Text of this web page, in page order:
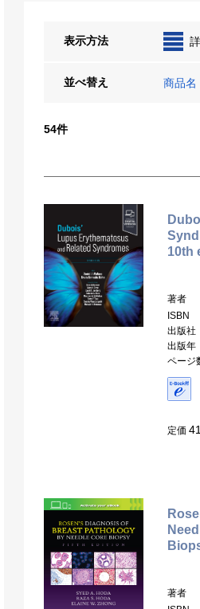
表示方法
並べ替え 商品名
54件
10th
著者
ISBN
出版社
出版年
ページ
定価
著者